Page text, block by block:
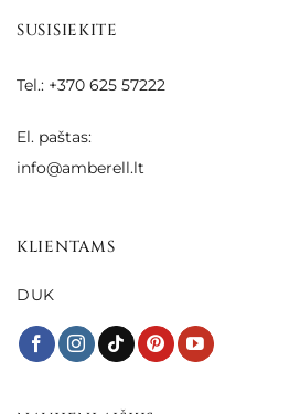
SUSISIEKITE
Tel.: +370 625 57222
El. paštas:
info@amberell.lt
KLIENTAMS
DUK